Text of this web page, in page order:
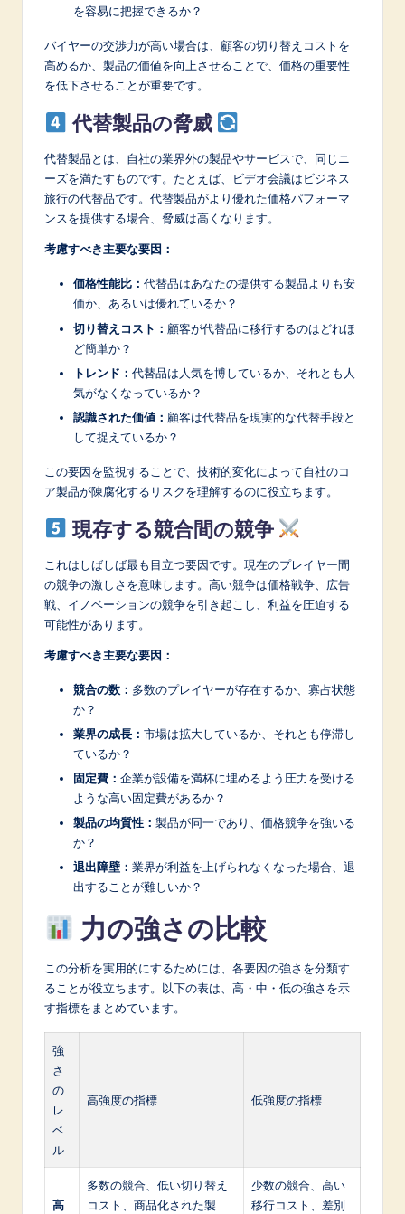
を容易に把握できるか？
バイヤーの交渉力が高い場合は、顧客の切り替えコストを
高めるか、製品の価値を向上させることで、価格の重要性
を低下させることが重要です。
代替製品の脅威
代替製品とは、自社の業界外の製品やサービスで、同じニ
ーズを満たすものです。たとえば、ビデオ会議はビジネス
旅行の代替品です。代替製品がより優れた価格パフォーマ
ンスを提供する場合、脅威は高くなります。
考慮すべき主要な要因：
価格性能比： 代替品はあなたの提供する製品よりも安
価か、あるいは優れているか？
切り替えコスト： 顧客が代替品に移行するのはどれほ
ど簡単か？
トレンド： 代替品は人気を博しているか、それとも人
気がなくなっているか？
認識された価値： 顧客は代替品を現実的な代替手段と
して捉えているか？
この要因を監視することで、技術的変化によって自社のコ
ア製品が陳腐化するリスクを理解するのに役立ちます。
現存する競合間の競争
これはしばしば最も目立つ要因です。現在のプレイヤー間
の競争の激しさを意味します。高い競争は価格戦争、広告
戦、イノベーションの競争を引き起こし、利益を圧迫する
可能性があります。
考慮すべき主要な要因：
競合の数： 多数のプレイヤーが存在するか、寡占状態
か？
業界の成長： 市場は拡大しているか、それとも停滞し
ているか？
固定費： 企業が設備を満杯に埋めるよう圧力を受ける
ような高い固定費があるか？
製品の均質性： 製品が同一であり、価格競争を強いる
か？
退出障壁： 業界が利益を上げられなくなった場合、退
出することが難しいか？
力の強さの比較
この分析を実用的にするためには、各要因の強さを分類す
ることが役立ちます。以下の表は、高・中・低の強さを示
す指標をまとめています。
強
さ
の
レ
ベ
ル
高強度の指標 低強度の指標
高
多数の競合、低い切り替え
コスト、商品化された製
少数の競合、高い
移行コスト、差別